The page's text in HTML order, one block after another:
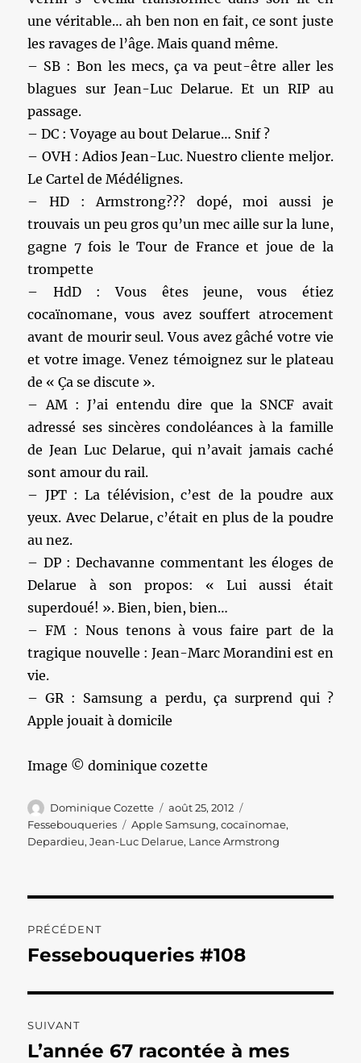
une véritable… ah ben non en fait, ce sont juste
les ravages de l’âge. Mais quand même.
– SB : Bon les mecs, ça va peut-être aller les
blagues sur Jean-Luc Delarue. Et un RIP au
passage.
– DC : Voyage au bout Delarue… Snif ?
– OVH : Adios Jean-Luc. Nuestro cliente meljor.
Le Cartel de Médélignes.
– HD : Armstrong??? dopé, moi aussi je
trouvais un peu gros qu’un mec aille sur la lune,
gagne 7 fois le Tour de France et joue de la
trompette
– HdD : Vous êtes jeune, vous étiez
cocaïnomane, vous avez souffert atrocement
avant de mourir seul. Vous avez gâché votre vie
et votre image. Venez témoignez sur le plateau
de « Ça se discute ».
– AM : J’ai entendu dire que la SNCF avait
adressé ses sincères condoléances à la famille
de Jean Luc Delarue, qui n’avait jamais caché
sont amour du rail.
– JPT : La télévision, c’est de la poudre aux
yeux. Avec Delarue, c’était en plus de la poudre
au nez.
– DP : Dechavanne commentant les éloges de
Delarue à son propos: « Lui aussi était
superdoué! ». Bien, bien, bien…
– FM : Nous tenons à vous faire part de la
tragique nouvelle : Jean-Marc Morandini est en
vie.
– GR : Samsung a perdu, ça surprend qui ?
Apple jouait à domicile
Image © dominique cozette
Auteur
Dominique Cozette
Publié
le
août 25, 2012
Fessebouqueries
Étiquettes
Apple Samsung,cocaïnomae,
Depardieu,Jean-Luc Delarue, Lance Armstrong
de
PRÉCÉDENT
Publication
Fessebouqueries #108
SUIVANT
Publication
L’année 67 racontée à mes